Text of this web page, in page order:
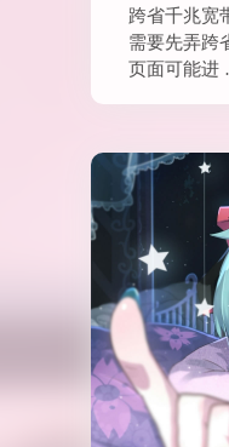
跨省千兆宽
需要先弄跨
页面可能进